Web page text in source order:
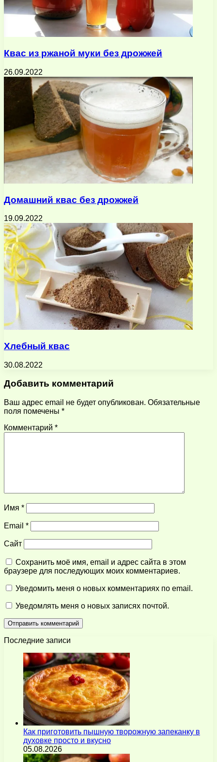
Квас из ржаной муки без дрожжей
26.09.2022
Домашний квас без дрожжей
19.09.2022
Хлебный квас
30.08.2022
Добавить комментарий
Ваш адрес email не будет опубликован. Обязательные
поля помечены *
Комментарий *
Имя *
Email *
Сайт
Сохранить моё имя, email и адрес сайта в этом
браузере для последующих моих комментариев.
Уведомить меня о новых комментариях по email.
Уведомлять меня о новых записях почтой.
Последние записи
Как приготовить пышную творожную запеканку в
духовке просто и вкусно
05.08.2026